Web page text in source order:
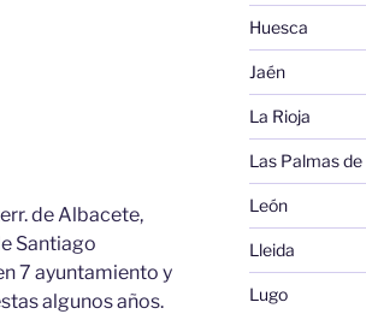
de Albacete,
Santiago
7 ayuntamiento y
algunos años.
Huesca
Jaén
La Rioja
Las Palmas
León
Lleida
Lugo